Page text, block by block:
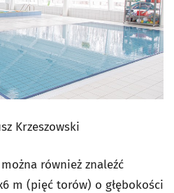
Krzeszowski
również znaleźć
m (pięć torów) o głębokości